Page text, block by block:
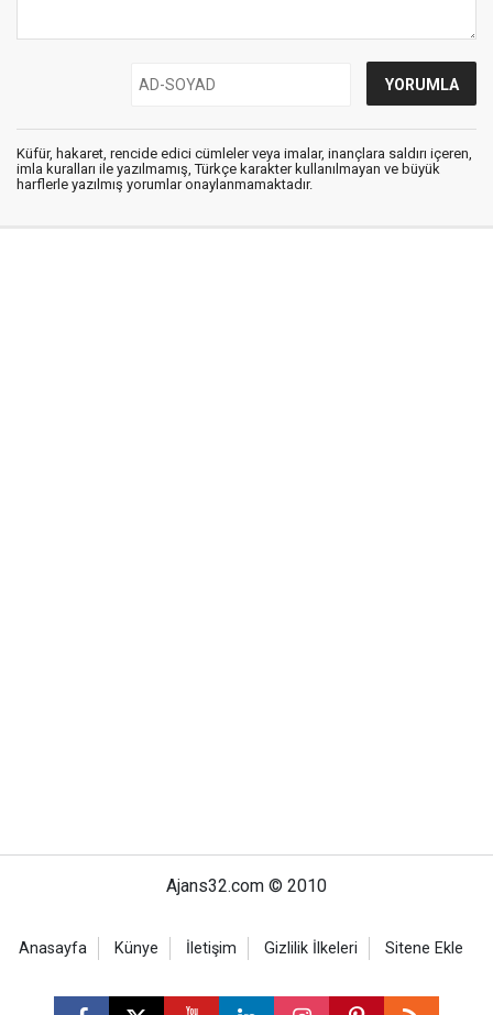
Küfür, hakaret, rencide edici cümleler veya imalar, inançlara saldırı içeren,
imla kuralları ile yazılmamış, Türkçe karakter kullanılmayan ve büyük
harflerle yazılmış yorumlar onaylanmamaktadır.
Ajans32.com © 2010
Anasayfa Künye İletişim Gizlilik İlkeleri Sitene Ekle